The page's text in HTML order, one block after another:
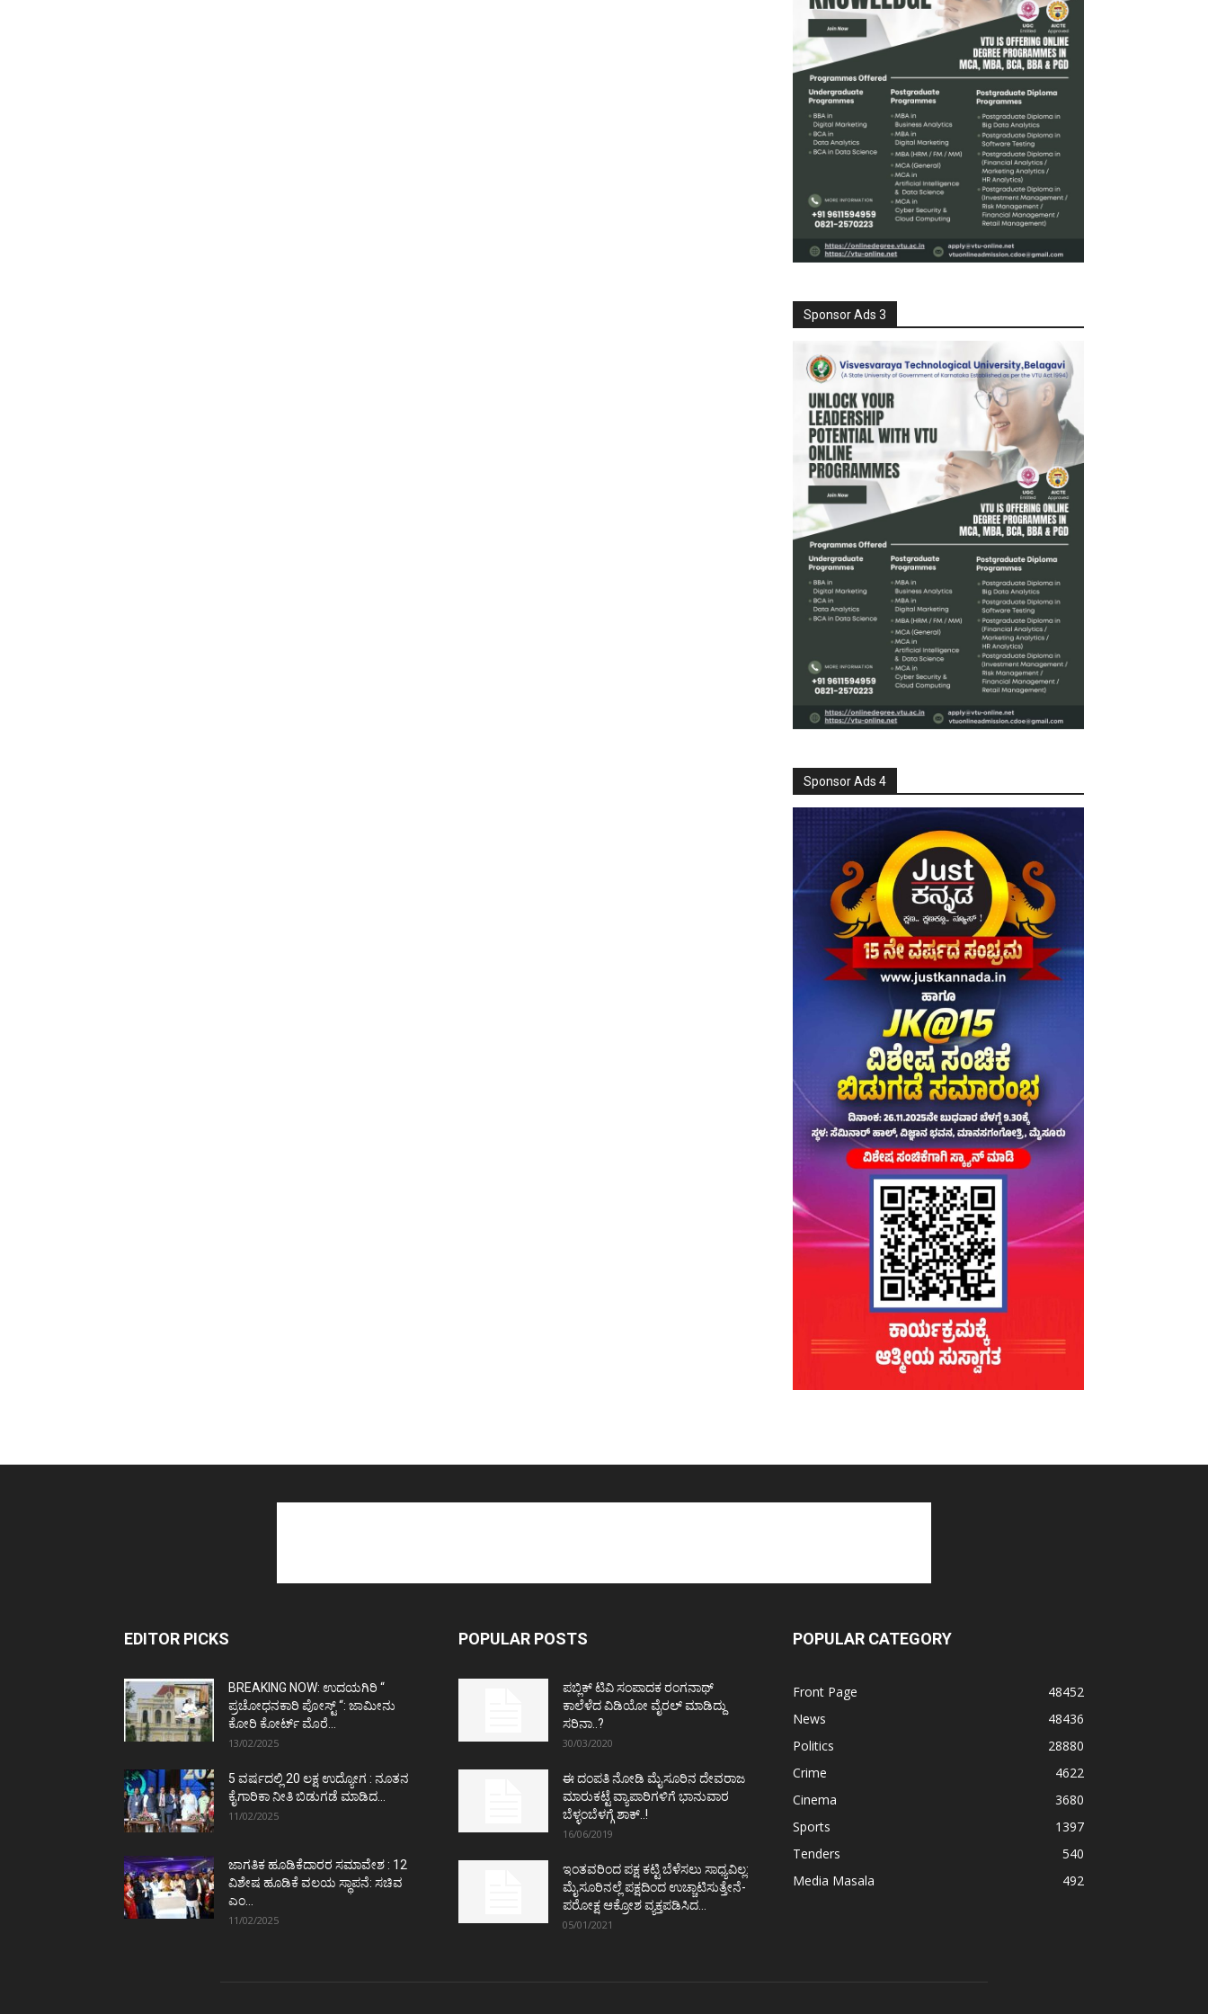
Sponsor Ads 3
Sponsor Ads 4
EDITOR PICKS
BREAKING NOW: ಉದಯಗಿರಿ “
ಪ್ರಚೋಧನಕಾರಿ ಪೋಸ್ಟ್‌ “: ಜಾಮೀನು
ಕೋರಿ ಕೋರ್ಟ್‌ ಮೊರೆ...
13/02/2025
5 ವರ್ಷದಲ್ಲಿ 20 ಲಕ್ಷ ಉದ್ಯೋಗ : ನೂತನ
ಕೈಗಾರಿಕಾ ನೀತಿ ಬಿಡುಗಡೆ ಮಾಡಿದ...
11/02/2025
ಜಾಗತಿಕ ಹೂಡಿಕೆದಾರರ ಸಮಾವೇಶ : 12
ವಿಶೇಷ ಹೂಡಿಕೆ ವಲಯ ಸ್ಥಾಪನೆ: ಸಚಿವ
ಎಂ...
11/02/2025
POPULAR POSTS
ಪಬ್ಲಿಕ್ ಟಿವಿ ಸಂಪಾದಕ ರಂಗನಾಥ್
ಕಾಲೆಳೆದ ವಿಡಿಯೋ ವೈರಲ್ ಮಾಡಿದ್ದು
ಸರಿನಾ..?
30/03/2020
ಈ ದಂಪತಿ ನೋಡಿ ಮೈಸೂರಿನ ದೇವರಾಜ
ಮಾರುಕಟ್ಟೆ ವ್ಯಾಪಾರಿಗಳಿಗೆ ಭಾನುವಾರ
ಬೆಳ್ಳಂಬೆಳಗ್ಗೆ ಶಾಕ್..!
16/06/2019
ಇಂತವರಿಂದ ಪಕ್ಷ ಕಟ್ಟಿ ಬೆಳೆಸಲು ಸಾಧ್ಯವಿಲ್ಲ:
ಮೈಸೂರಿನಲ್ಲೆ ಪಕ್ಷದಿಂದ ಉಚ್ಚಾಟಿಸುತ್ತೇನೆ-
ಪರೋಕ್ಷ ಆಕ್ರೋಶ ವ್ಯಕ್ತಪಡಿಸಿದ...
05/01/2021
POPULAR CATEGORY
Front Page
48452
News
48436
Politics
28880
Crime
4622
Cinema
3680
Sports
1397
Tenders
540
Media Masala
492